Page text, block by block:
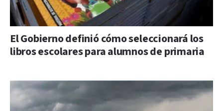
El Gobierno definió cómo seleccionará los
libros escolares para alumnos de primaria